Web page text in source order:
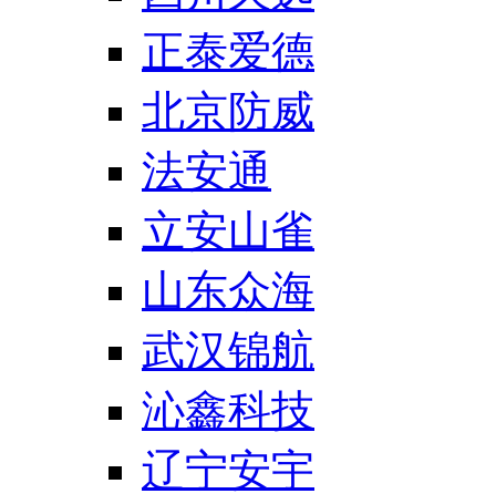
正泰爱德
北京防威
法安通
立安山雀
山东众海
武汉锦航
沁鑫科技
辽宁安宇